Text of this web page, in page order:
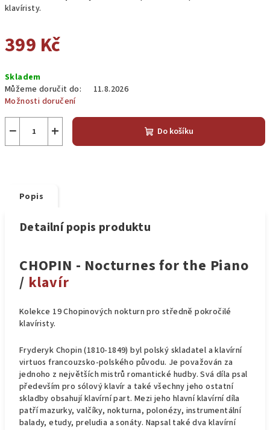
klavíristy.
399 Kč
cena:
Skladem
Můžeme doručit do:
11.8.2026
Možnosti doručení
+
− Do košíku
Popis
Detailní popis produktu
CHOPIN - Nocturnes for the Piano
/ klavír
Kolekce 19 Chopinových nokturn pro středně pokročilé
klavíristy.
Fryderyk Chopin (1810-1849) byl polský skladatel a klavírní
virtuos francouzsko-polského původu. Je považován za
jednoho z největších mistrů romantické hudby. Svá díla psal
především pro sólový klavír a také všechny jeho ostatní
skladby obsahují klavírní part. Mezi jeho hlavní klavírní díla
patří mazurky, valčíky, nokturna, polonézy, instrumentální
balady, etudy, preludia a sonáty. Napsal také dva klavírní